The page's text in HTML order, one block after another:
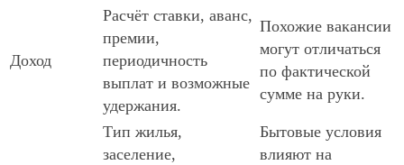
Доход
Расчёт ставки, аванс,
премии,
периодичность
выплат и возможные
удержания.
Похожие вакансии
могут отличаться
по фактической
сумме на руки.
Тип жилья,
заселение,
Бытовые условия
влияют на